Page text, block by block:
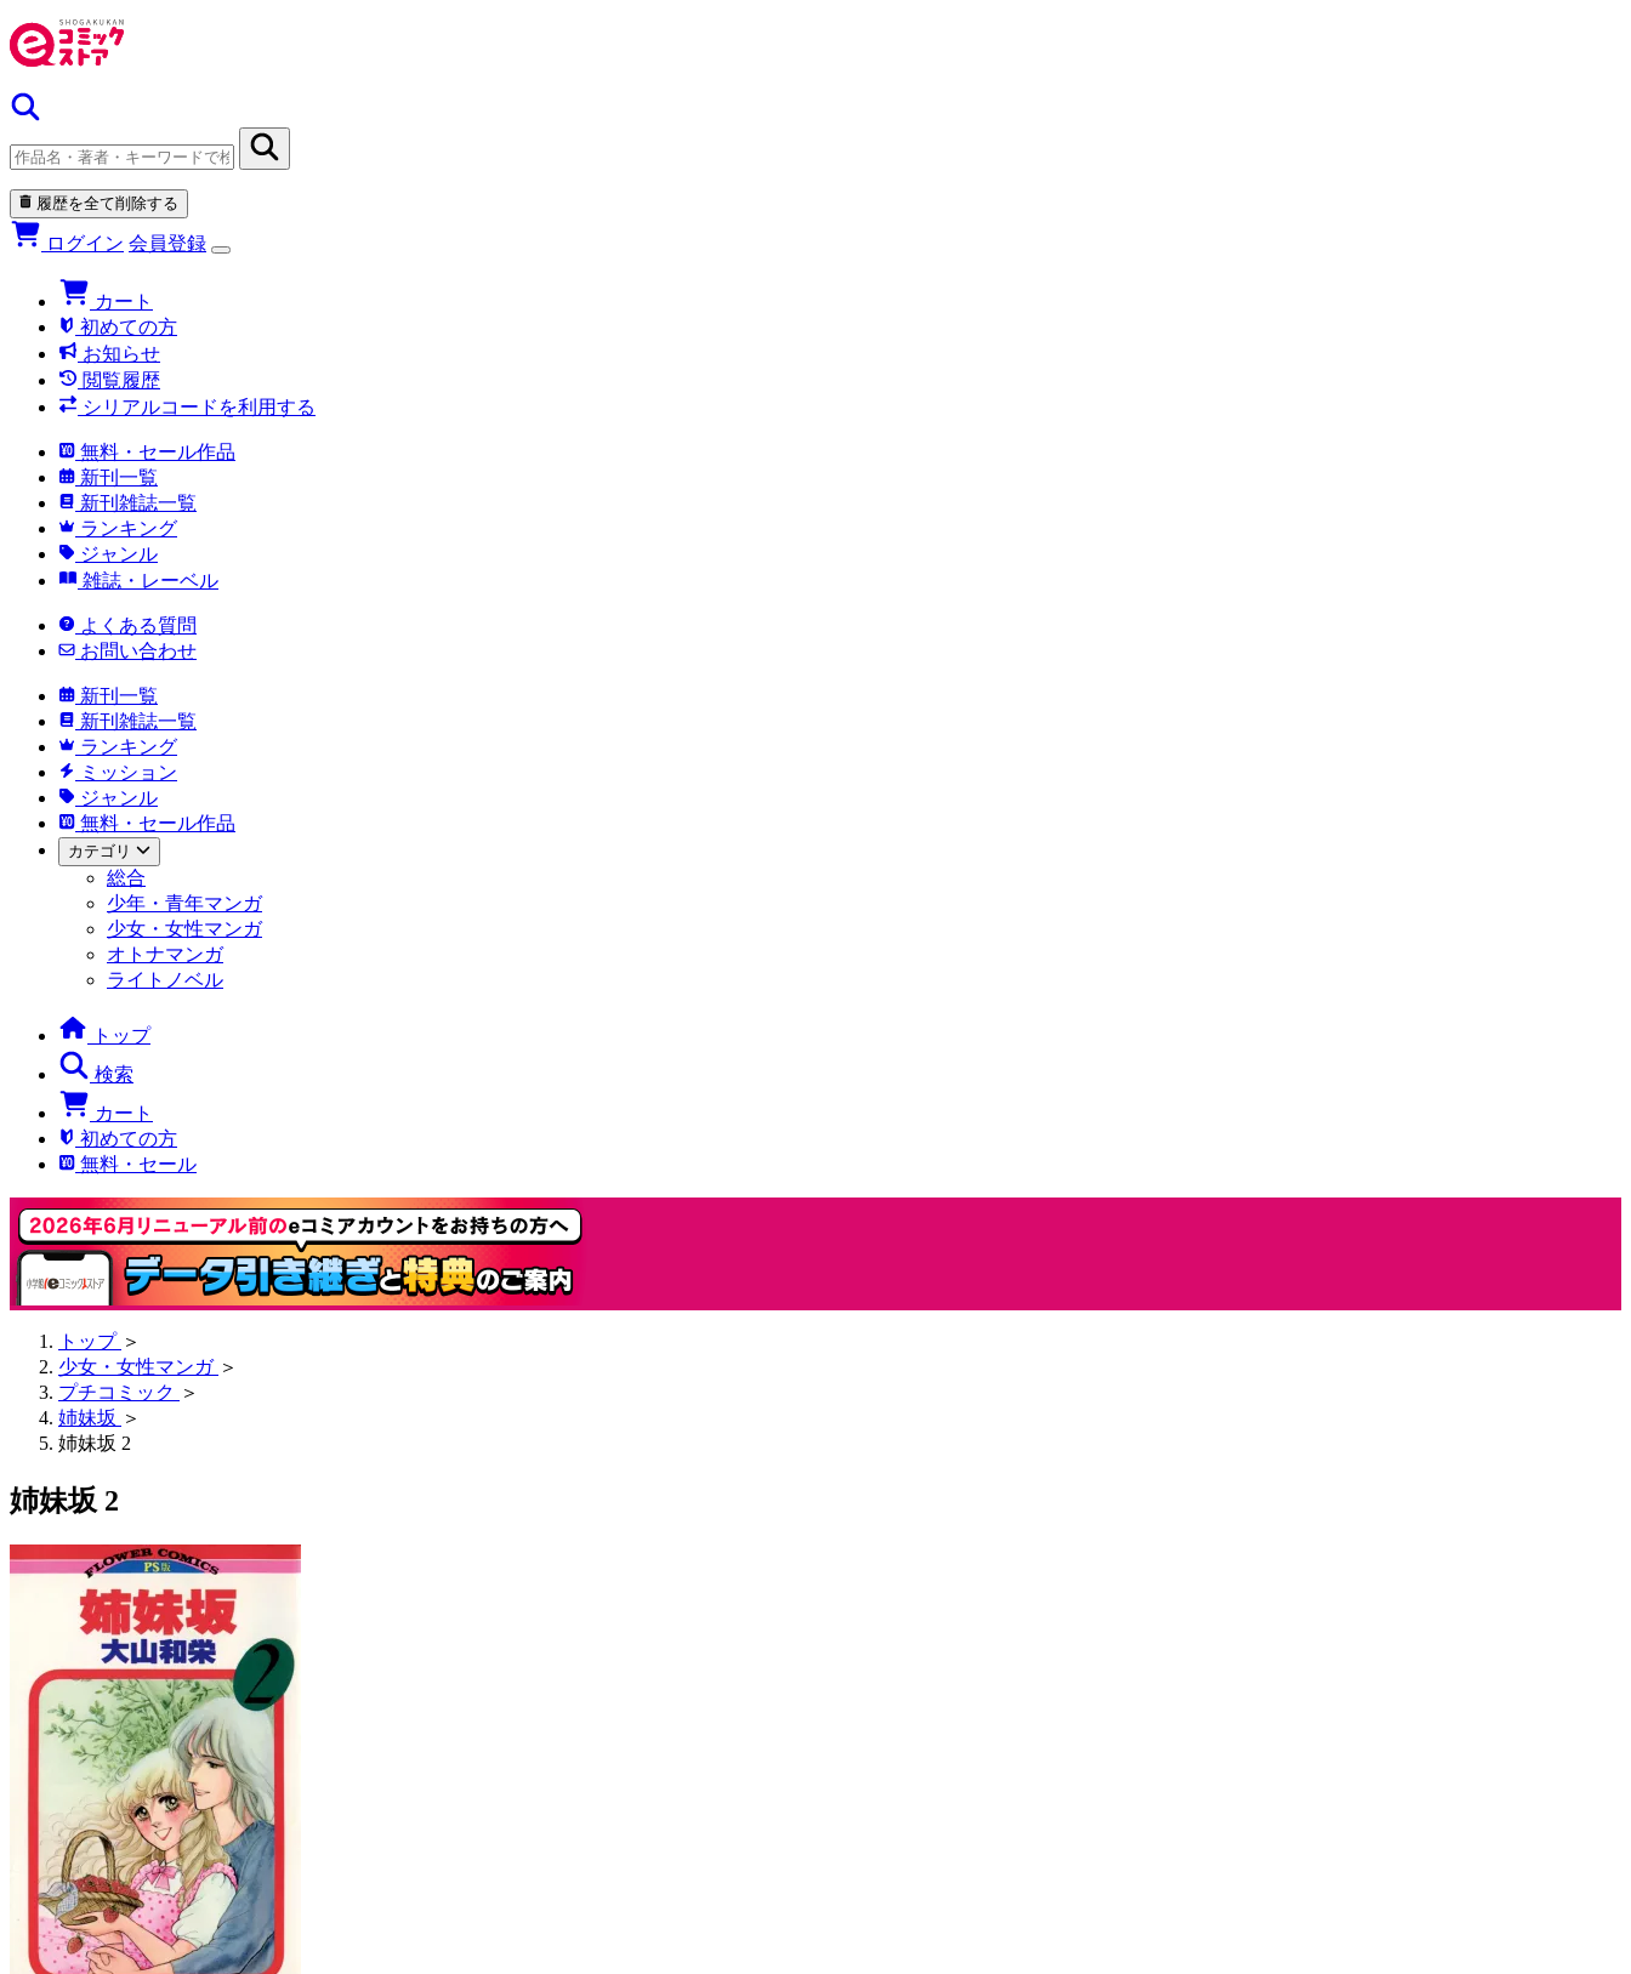
履歴を全て削除する
ログイン 会員登録
カート
初めての方
お知らせ
閲覧履歴
シリアルコードを利用する
無料・セール作品
新刊一覧
新刊雑誌一覧
ランキング
ジャンル
雑誌・レーベル
よくある質問
お問い合わせ
新刊一覧
新刊雑誌一覧
ランキング
ミッション
ジャンル
無料・セール作品
カテゴリ
総合
少年・青年マンガ
少女・女性マンガ
オトナマンガ
ライトノベル
トップ
検索
カート
初めての方
無料・セール
トップ ＞
少女・女性マンガ ＞
プチコミック ＞
姉妹坂 ＞
姉妹坂 2
姉妹坂 2